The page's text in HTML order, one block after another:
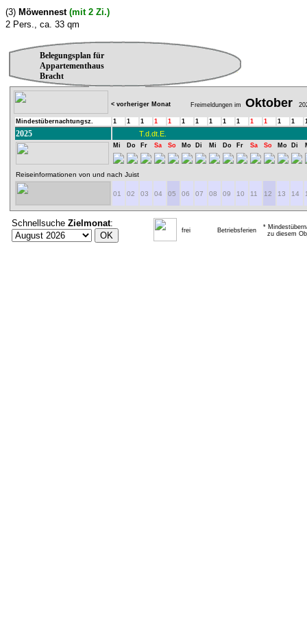
(3) Möwennest (mit 2 Zi.)
2 Pers., ca. 33 qm
Belegungsplan für
Appartementhaus
Bracht
< vorheriger Monat Freimeldungen im Oktober
Mindestübernachtungsz. 1 1 1 1 1 1 1 1 1 1 1 1 1 1
2025 T.d.dt.E.
Mi Do Fr Sa So Mo Di Mi Do Fr Sa So Mo Di
Reiseinformationen von und nach Juist
01 02 03 04 05 06 07 08 09 10 11 12 13 14
Schnellsuche Zielmonat:
frei Betriebsferien
*
zu diesem